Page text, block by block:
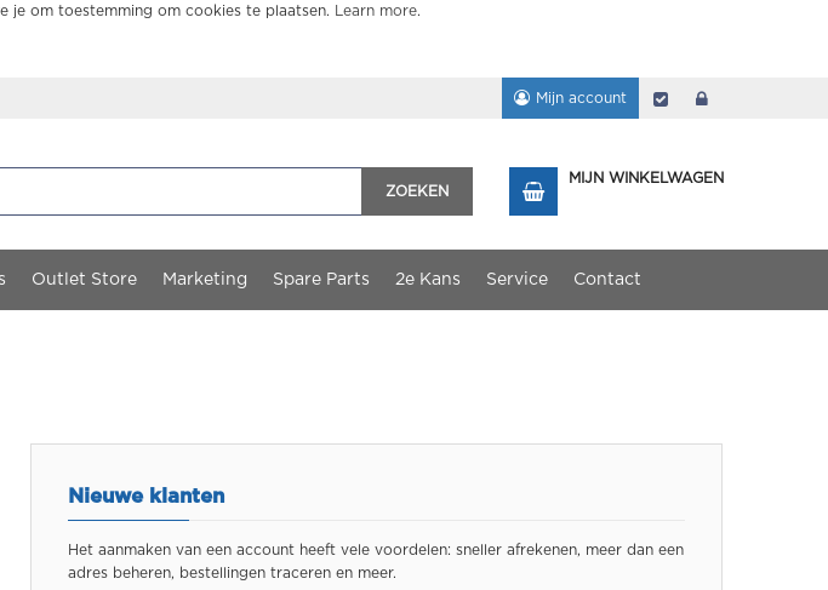
je om toestemming om cookies te plaatsen. Learn more.
Mijn account Afrekenen
ZOEKEN
MIJN WINKELWAGEN
Outlet Store Marketing Spare Parts 2e Kans Service Contact
Nieuwe klanten
Het aanmaken van een account heeft vele voordelen: sneller afrekenen, meer dan een
adres beheren, bestellingen traceren en meer.